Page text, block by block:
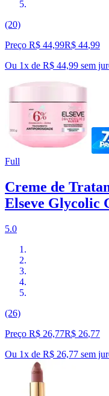
(20)
Preço R$ 44,99R$ 44,99
Ou 1x de R$ 44,99 sem
Full
Creme de
Elseve Glycolic
5.0
(26)
Preço R$ 26,77R$ 26,77
Ou 1x de R$ 26,77 sem